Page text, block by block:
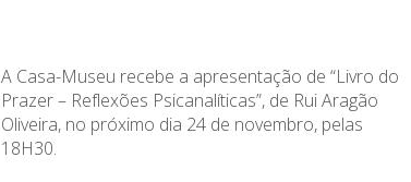
A Casa-Museu recebe a apresentação de “Livro do
Prazer – Reflexões Psicanalíticas”, de Rui Aragão
Oliveira, no próximo dia 24 de novembro, pelas
18H30.